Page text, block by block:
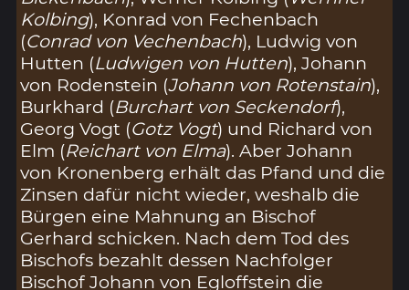
Kolbing), Konrad von Fechenbach
(Conrad von Vechenbach), Ludwig von
Hutten (Ludwigen von Hutten), Johann
von Rodenstein (Johann von Rotenstain),
Burkhard (Burchart von Seckendorf),
Georg Vogt (Gotz Vogt) und Richard von
Elm (Reichart von Elma). Aber Johann
von Kronenberg erhält das Pfand und die
Zinsen dafür nicht wieder, weshalb die
Bürgen eine Mahnung an Bischof
Gerhard schicken. Nach dem Tod des
Bischofs bezahlt dessen Nachfolger
Bischof Johann von Egloffstein die